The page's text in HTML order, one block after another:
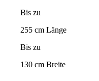
Bis zu
255 cm Länge
Bis zu
130 cm Breite